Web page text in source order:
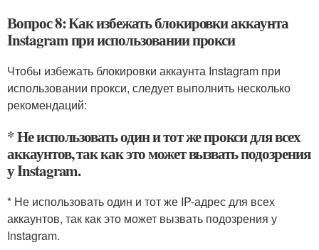
Вопрос 8: Как избежать блокировки аккаунта
Instagram при использовании прокси
Чтобы избежать блокировки аккаунта Instagram при
использовании прокси, следует выполнить несколько
рекомендаций:
* Не использовать один и тот же прокси для всех
аккаунтов, так как это может вызвать подозрения
у Instagram.
* Не использовать один и тот же IP-адрес для всех
аккаунтов, так как это может вызвать подозрения у
Instagram.